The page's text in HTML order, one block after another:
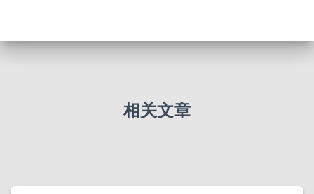
相关文章